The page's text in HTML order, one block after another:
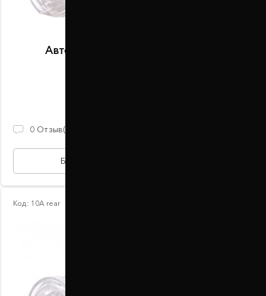
Автобаферы размер K передние
0 Отзыв(ов)
БЫСТРАЯ ПОКУПКА
Код: 10А rear